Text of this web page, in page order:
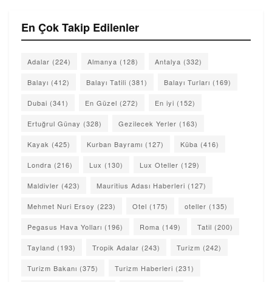
En Çok Takip Edilenler
Adalar (224) Almanya (128) Antalya (332)
Balayı (412) Balayı Tatili (381) Balayı Turları (169)
Dubai (341) En Güzel (272) En iyi (152)
Ertuğrul Günay (328) Gezilecek Yerler (163)
Kayak (425) Kurban Bayramı (127) Küba (416)
Londra (216) Lux (130) Lux Oteller (129)
Maldivler (423) Mauritius Adası Haberleri (127)
Mehmet Nuri Ersoy (223) Otel (175) oteller (135)
Pegasus Hava Yolları (196) Roma (149) Tatil (200)
Tayland (193) Tropik Adalar (243) Turizm (242)
Turizm Bakanı (375) Turizm Haberleri (231)